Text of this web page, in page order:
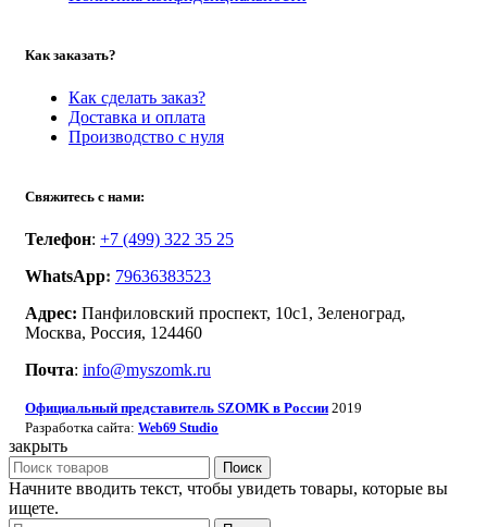
Как заказать?
Как сделать заказ?
Доставка и оплата
Производство с нуля
Свяжитесь с нами:
Телефон: +7 (499) 322 35 25
WhatsApp: 79636383523
Адрес: Панфиловский проспект, 10с1, Зеленоград,
Москва, Россия, 124460
Почта: info@myszomk.ru
Официальный представитель SZOMK в России 2019
Разработка сайта: Web69 Studio
закрыть
Поиск
Начните вводить текст, чтобы увидеть товары, которые вы
ищете.